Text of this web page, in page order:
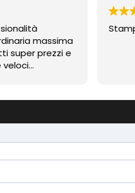
massima
super prezzi e
veloci